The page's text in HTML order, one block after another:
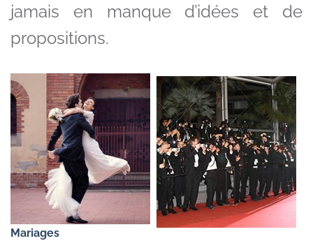
jamais en manque d’idées et de
propositions.
Mariages